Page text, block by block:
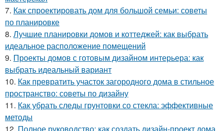
7. Как спроектировать дом для большой семьи: советы
по планировке
8. Лучшие планировки домов и коттеджей: как выбрать
идеальное расположение помещений
9. Проекты домов с готовым дизайном интерьера: как
выбрать идеальный вариант
10. Как превратить участок загородного дома в стильное
пространство: советы по дизайну
11. Как убрать следы грунтовки со стекла: эффективные
методы